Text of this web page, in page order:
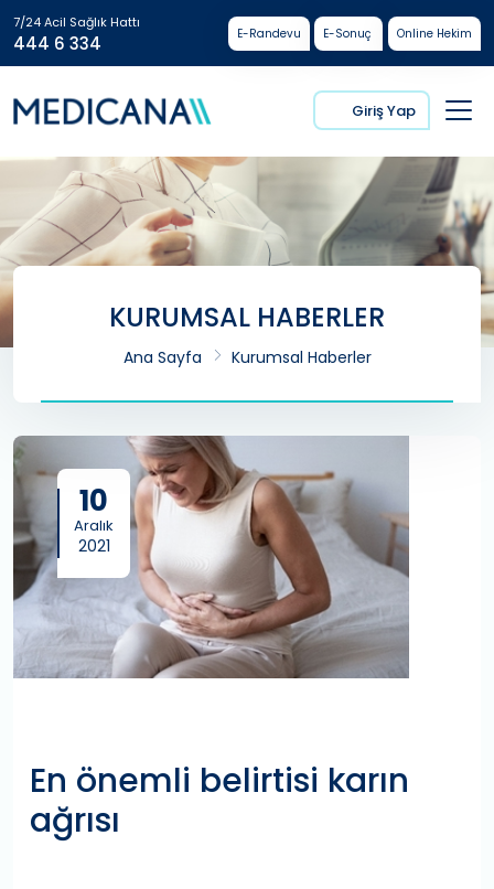
7/24 Acil Sağlık Hattı
444 6 334 E-Randevu E-Sonuç Online Hekim
Giriş Yap
KURUMSAL HABERLER
Ana Sayfa Kurumsal Haberler
10
Aralık
2021
En önemli belirtisi karın
ağrısı